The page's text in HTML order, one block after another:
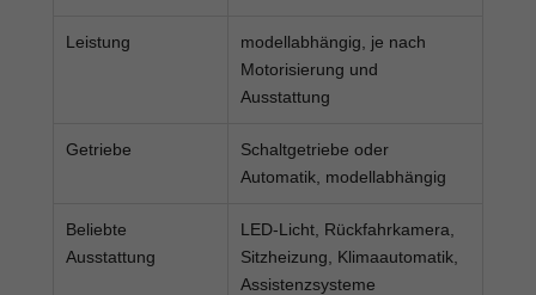
Leistung
modellabhängig, je nach
Motorisierung und
Ausstattung
Getriebe
Schaltgetriebe oder
Automatik, modellabhängig
Beliebte
Ausstattung
LED-Licht, Rückfahrkamera,
Sitzheizung, Klimaautomatik,
Assistenzsysteme